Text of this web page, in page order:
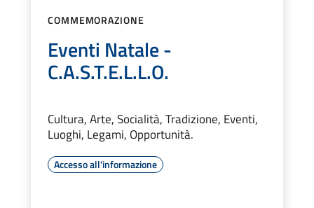
COMMEMORAZIONE
Eventi Natale -
C.A.S.T.E.L.L.O.
Cultura, Arte, Socialità, Tradizione, Eventi,
Luoghi, Legami, Opportunità.
Accesso all'informazione